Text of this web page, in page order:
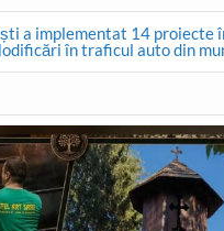
a implementat 14 proiecte
în traficul auto din